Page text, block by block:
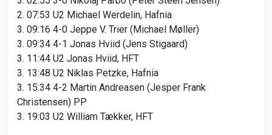
2. 07:53 U2 Michael Werdelin, Hafnia
3. 09:16 4-0 Jeppe V. Trier (Michael Møller)
3. 09:34 4-1 Jonas Hviid (Jens Stigaard)
3. 11:44 U2 Jonas Hviid, HFT
3. 13:48 U2 Niklas Petzke, Hafnia
3. 15:34 4-2 Martin Andreasen (Jesper Frank
Christensen) PP
3. 19:03 U2 William Tækker, HFT